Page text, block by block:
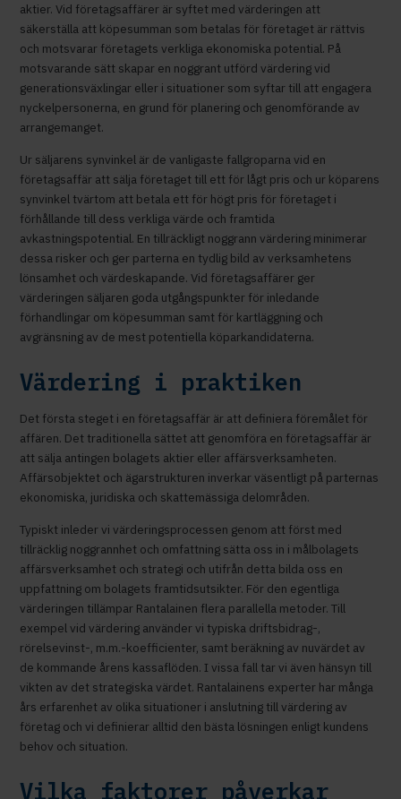
aktier. Vid företagsaffärer är syftet med värderingen att
säkerställa att köpesumman som betalas för företaget är rättvis
och motsvarar företagets verkliga ekonomiska potential. På
motsvarande sätt skapar en noggrant utförd värdering vid
generationsväxlingar eller i situationer som syftar till att engagera
nyckelpersonerna, en grund för planering och genomförande av
arrangemanget.
Ur säljarens synvinkel är de vanligaste fallgroparna vid en
företagsaffär att sälja företaget till ett för lågt pris och ur köparens
synvinkel tvärtom att betala ett för högt pris för företaget i
förhållande till dess verkliga värde och framtida
avkastningspotential. En tillräckligt noggrann värdering minimerar
dessa risker och ger parterna en tydlig bild av verksamhetens
lönsamhet och värdeskapande. Vid företagsaffärer ger
värderingen säljaren goda utgångspunkter för inledande
förhandlingar om köpesumman samt för kartläggning och
avgränsning av de mest potentiella köparkandidaterna.
Värdering i praktiken
Det första steget i en företagsaffär är att definiera föremålet för
affären. Det traditionella sättet att genomföra en företagsaffär är
att sälja antingen bolagets aktier eller affärsverksamheten.
Affärsobjektet och ägarstrukturen inverkar väsentligt på parternas
ekonomiska, juridiska och skattemässiga delområden.
Typiskt inleder vi värderingsprocessen genom att först med
tillräcklig noggrannhet och omfattning sätta oss in i målbolagets
affärsverksamhet och strategi och utifrån detta bilda oss en
uppfattning om bolagets framtidsutsikter. För den egentliga
värderingen tillämpar Rantalainen flera parallella metoder. Till
exempel vid värdering använder vi typiska driftsbidrag-,
rörelsevinst-, m.m.-koefficienter, samt beräkning av nuvärdet av
de kommande årens kassaflöden. I vissa fall tar vi även hänsyn till
vikten av det strategiska värdet. Rantalainens experter har många
års erfarenhet av olika situationer i anslutning till värdering av
företag och vi definierar alltid den bästa lösningen enligt kundens
behov och situation.
Vilka faktorer påverkar